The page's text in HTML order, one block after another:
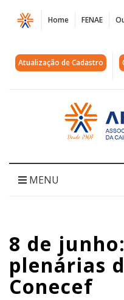
Página
de
começam
do
|
APCEF/SP
Home FENAE
Atualização de Cadastro
Acessar
página
inicial
MENU
8 de
plenárias
Conecef